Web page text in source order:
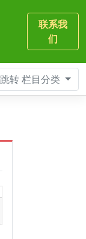
联系我
们
跳转栏目分类